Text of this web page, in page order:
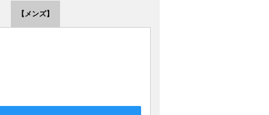
【メンズ】